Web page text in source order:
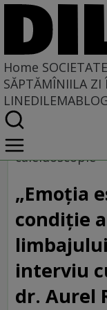
Home SOCIETATE
SĂPTĂMÎNIILA ZI
LINE
Home
Societate
caleidoscopie
„Emoţia
condiţie a
interviu
dr. Aurel